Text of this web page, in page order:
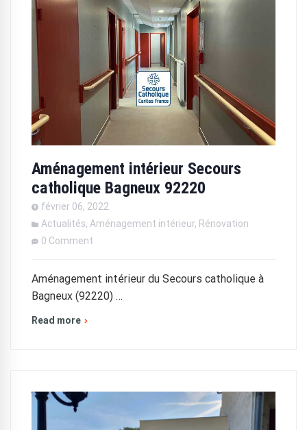
Aménagement intérieur Secours
catholique Bagneux 92220
février 06, 2022
Actualités, Aménagement intérieur, Rénovation
0 Comment
Aménagement intérieur du Secours catholique à
Bagneux (92220) …
Read more